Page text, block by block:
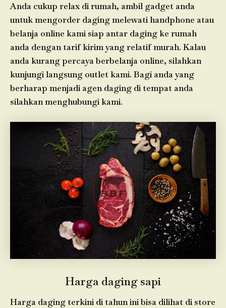
Anda cukup relax di rumah, ambil gadget anda
untuk mengorder daging melewati handphone atau
belanja online kami siap antar daging ke rumah
anda dengan tarif kirim yang relatif murah. Kalau
anda kurang percaya berbelanja online, silahkan
kunjungi langsung outlet kami. Bagi anda yang
berharap menjadi agen daging di tempat anda
silahkan menghubungi kami.
Harga daging sapi
Harga daging terkini di tahun ini bisa dilihat di store